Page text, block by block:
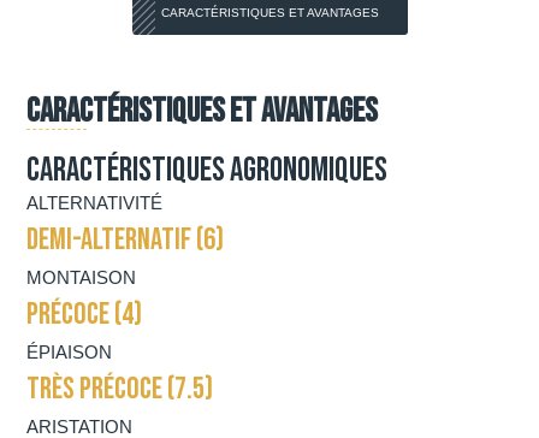
CARACTÉRISTIQUES ET AVANTAGES
Caractéristiques et avantages
Caractéristiques agronomiques
ALTERNATIVITÉ
DEMI-ALTERNATIF (6)
MONTAISON
PRÉCOCE (4)
ÉPIAISON
TRÈS PRÉCOCE (7.5)
ARISTATION